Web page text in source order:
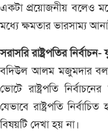
একটা প্রয়োজনীয় বলেও মনে
মধ্যে ক্ষমতার ভারসাম্য
সরাসরি রাষ্ট্রপতির নির্বাচন-
বদিউল আলম মজুমদার
ভোটে রাষ্ট্রপতি
যেভাবে রাষ্ট্রপতি
বিষয়টি দেখা হয় না।